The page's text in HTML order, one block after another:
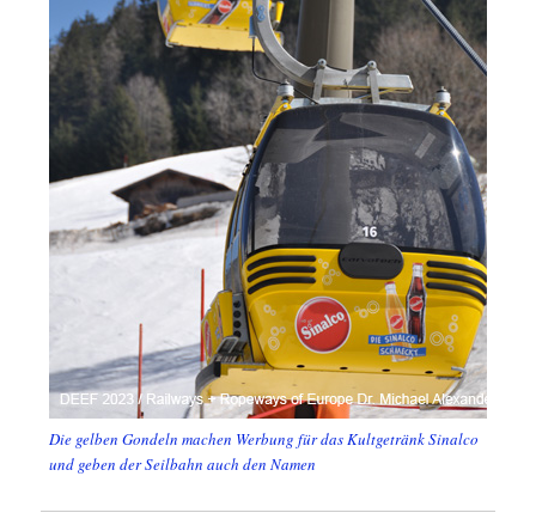
Die gelben Gondeln machen Werbung für das Kultgetränk Sinalco
und geben der Seilbahn auch den Namen